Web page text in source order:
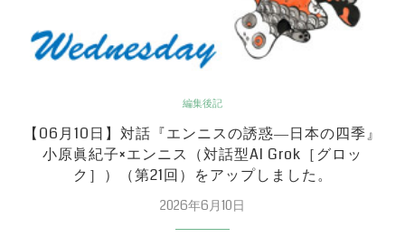
編集後記
【06月10日】対話『エンニスの誘惑―日本の四季』
小原眞紀子×エンニス（対話型AI Grok［グロッ
ク］）（第21回）をアップしました。
2026年6月10日